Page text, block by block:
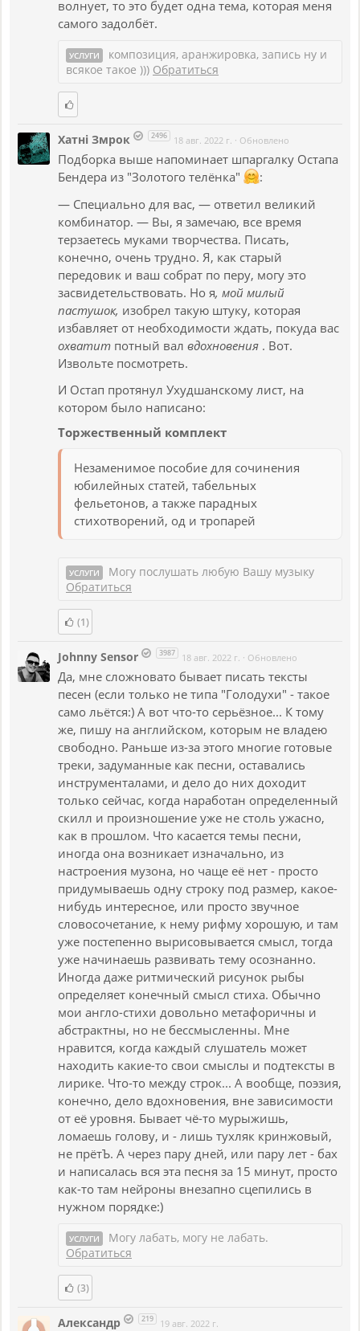
волнует, то это будет одна тема, которая меня
самого задолбёт.
УСЛУГИ
композиция, аранжировка, запись ну и
всякое такое ))) Обратиться
Хатнi Змрок 2496 18 авг. 2022 г. · Обновлено
Подборка выше напоминает шпаргалку Остапа
Бендера из "Золотого телёнка"
:
— Специально для вас, — ответил великий
комбинатор. — Вы, я замечаю, все время
терзаетесь муками творчества. Писать,
конечно, очень трудно. Я, как старый
передовик и ваш собрат по перу, могу это
засвидетельствовать. Но я, мой милый
пастушок, изобрел такую штуку, которая
избавляет от необходимости ждать, покуда вас
охватит потный вал вдохновения . Вот.
Извольте посмотреть.
И Остап протянул Ухудшанскому лист, на
котором было написано:
Торжественный комплект
Незаменимое пособие для сочинения
юбилейных статей, табельных
фельетонов, а также парадных
стихотворений, од и тропарей
УСЛУГИ
Могу послушать любую Вашу музыку
Обратиться
(1)
Johnny Sensor 3987 18 авг. 2022 г. · Обновлено
Да, мне сложновато бывает писать тексты
песен (если только не типа "Голодухи" - такое
само льётся:) А вот что-то серьёзное... К тому
же, пишу на английском, которым не владею
свободно. Раньше из-за этого многие готовые
треки, задуманные как песни, оставались
инструменталами, и дело до них доходит
только сейчас, когда наработан определенный
скилл и произношение уже не столь ужасно,
как в прошлом. Что касается темы песни,
иногда она возникает изначально, из
настроения музона, но чаще её нет - просто
придумываешь одну строку под размер, какое-
нибудь интересное, или просто звучное
словосочетание, к нему рифму хорошую, и там
уже постепенно вырисовывается смысл, тогда
уже начинаешь развивать тему осознанно.
Иногда даже ритмический рисунок рыбы
определяет конечный смысл стиха. Обычно
мои англо-стихи довольно метафоричны и
абстрактны, но не бессмысленны. Мне
нравится, когда каждый слушатель может
находить какие-то свои смыслы и подтексты в
лирике. Что-то между строк... А вообще, поэзия,
конечно, дело вдохновения, вне зависимости
от её уровня. Бывает чё-то мурыжишь,
ломаешь голову, и - лишь тухляк кринжовый,
не прётЪ. А через пару дней, или пару лет - бах
и написалась вся эта песня за 15 минут, просто
как-то там нейроны внезапно сцепились в
нужном порядке:)
УСЛУГИ
Могу лабать, могу не лабать.
Обратиться
(3)
Александр 219 19 авг. 2022 г.